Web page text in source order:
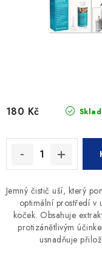
180 Kč
Jemný čistič uší, který
optimální prostředí v
koček. Obsahuje
protizánětlivým
usnadňuje